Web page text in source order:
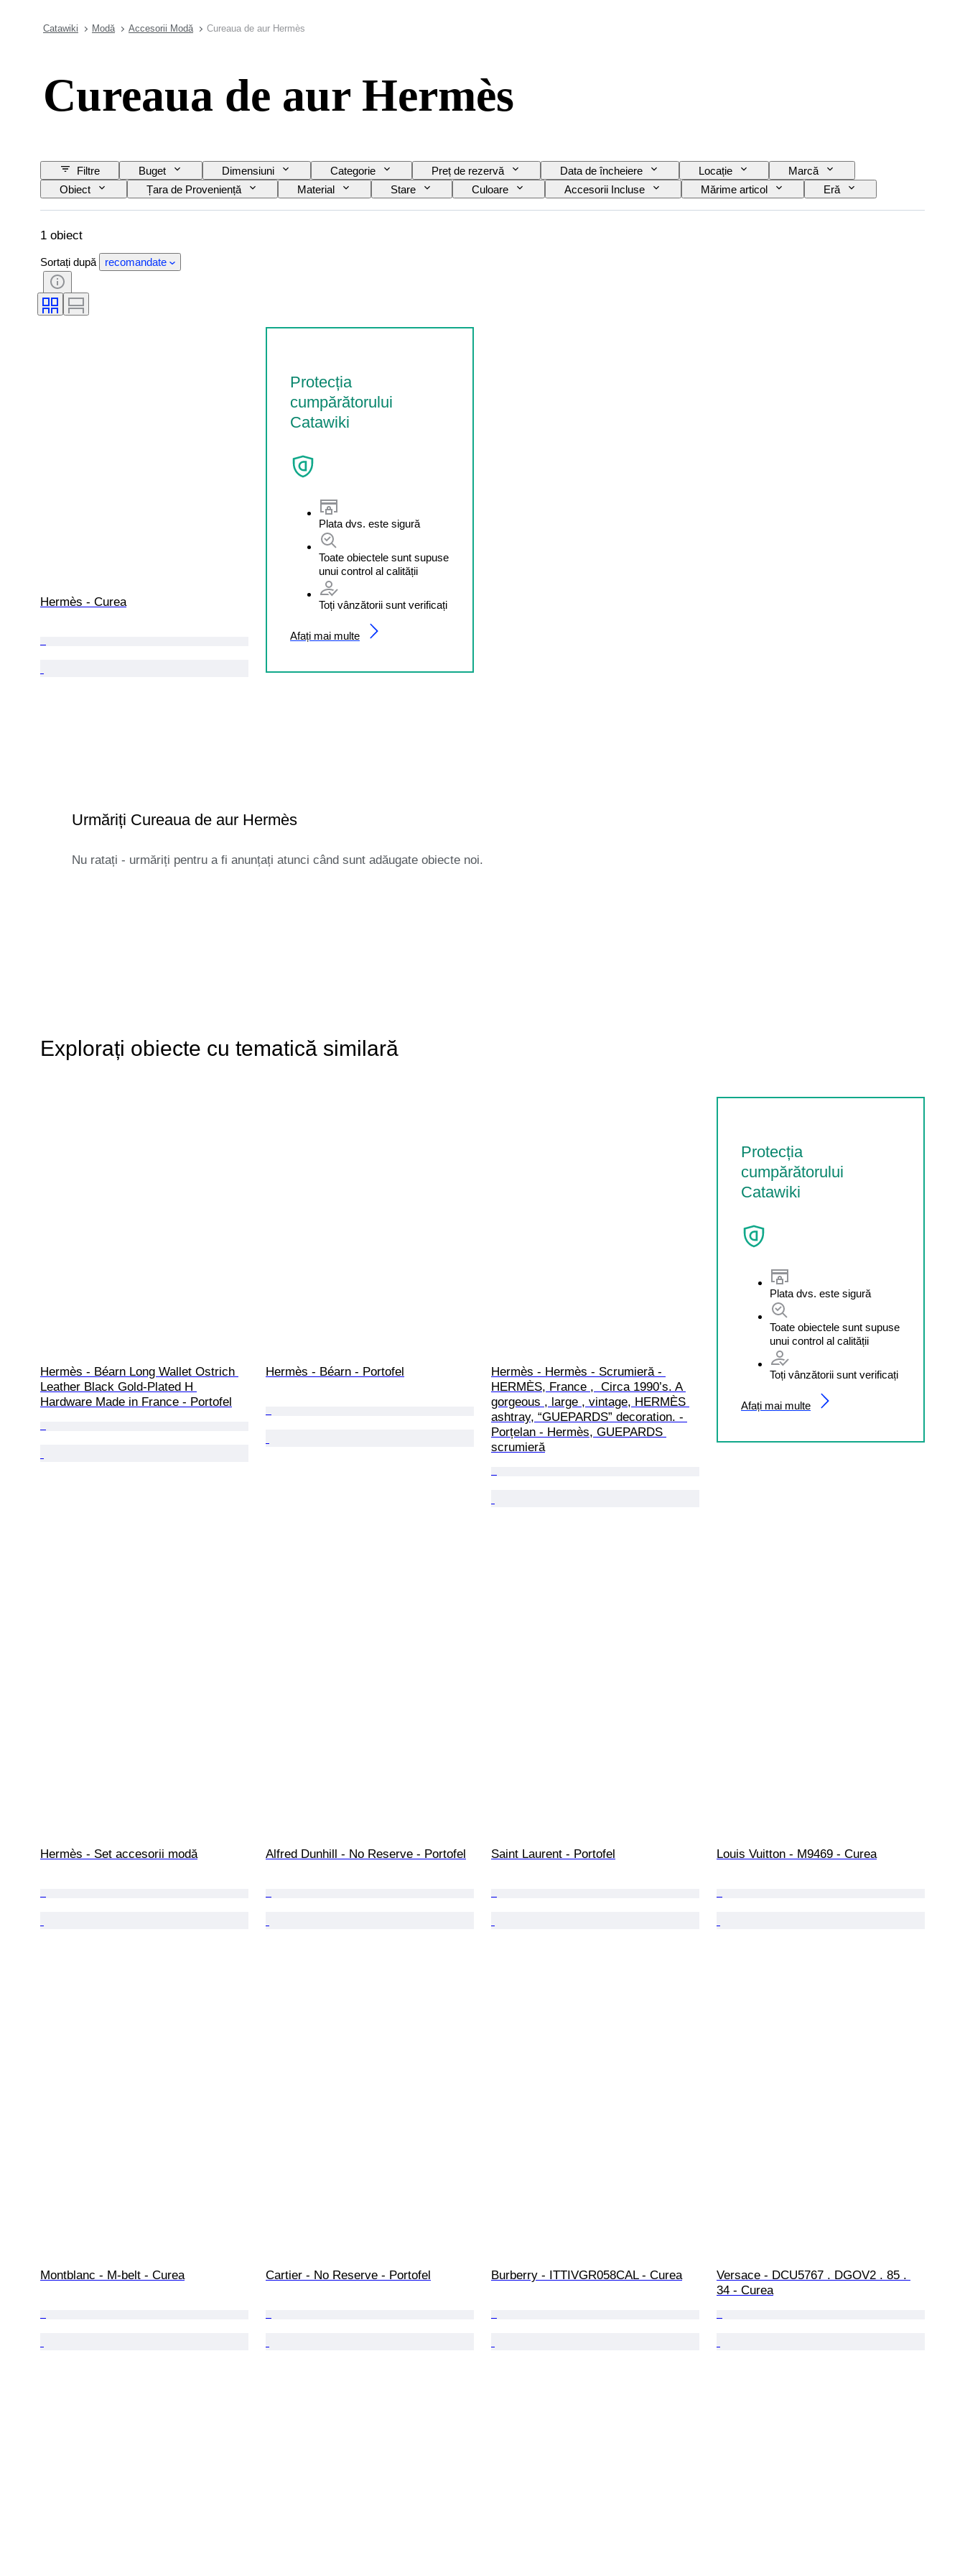
Catawiki Modă Accesorii Modă Cureaua de aur Hermès
Cureaua de aur Hermès
Filtre Buget Dimensiuni Categorie Preț de rezervă Data de încheiere Locație
Marcă
Obiect
Țara de Proveniență Material Stare Culoare Accesorii Incluse Mărime articol Eră
1 obiect
Sortați după recomandate
Hermès - Curea
Protecția
cumpărătorului
Catawiki
Plata dvs. este sigură
Toate obiectele sunt supuse
unui control al calității
Toți vânzătorii sunt verificați
Afați mai multe
Urmăriți Cureaua de aur Hermès
Nu ratați - urmăriți pentru a fi anunțați atunci când sunt adăugate obiecte noi.
Explorați obiecte cu tematică similară
Protecția
cumpărătorului
Catawiki
Plata dvs. este sigură
Toate obiectele sunt supuse
unui control al calității
Toți vânzătorii sunt verificați
Afați mai multe
Hermès - Béarn Long Wallet Ostrich
Leather Black Gold-Plated H
Hardware Made in France - Portofel
Hermès - Béarn - Portofel
Hermès - Hermès - Scrumieră -
HERMÈS, France ,  Circa 1990’s. A
gorgeous , large , vintage, HERMÈS
ashtray, “GUEPARDS” decoration. -
Porțelan - Hermès, GUEPARDS
scrumieră
Hermès - Set accesorii modă Alfred Dunhill - No Reserve - Portofel Saint Laurent - Portofel Louis Vuitton - M9469 - Curea
Montblanc - M-belt - Curea Cartier - No Reserve - Portofel Burberry - ITTIVGR058CAL - Curea
Versace - DCU5767 . DGOV2 . 85 .
34 - Curea